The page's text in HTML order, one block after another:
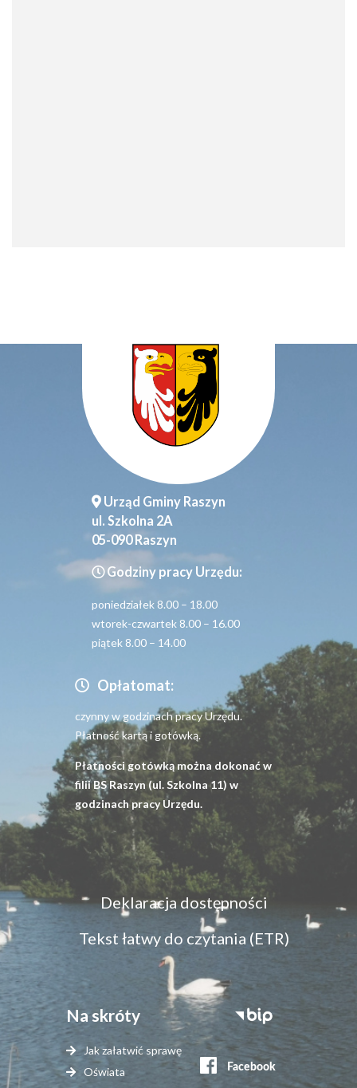
Urząd Gminy Raszyn
ul. Szkolna 2A
05-090 Raszyn
Godziny pracy Urzędu:
poniedziałek 8.00 – 18.00
wtorek-czwartek 8.00 – 16.00
piątek 8.00 – 14.00
Opłatomat:
czynny w godzinach pracy Urzędu.
Płatność kartą i gotówką.
Płatności gotówką można dokonać w
filii BS Raszyn (ul. Szkolna 11) w
godzinach pracy Urzędu.
Menu
dostępność
Deklaracja dostępności
Tekst łatwy do czytania (ETR)
Na skróty
Jak załatwić sprawę
Oświata
Stopka
serwisy
zewnętrzne